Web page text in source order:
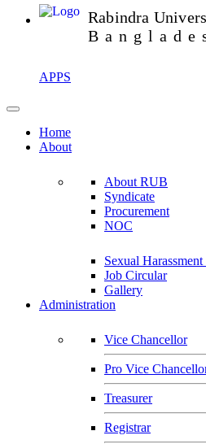
Rabindra
APPS
Home
About
About RUB
Syndicate
Procurement
NOC
Sexual
Job Circular
Gallery
Administration
Vice Chancellor
Pro Vice
Treasurer
Registrar